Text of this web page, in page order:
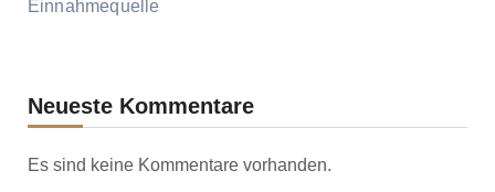
Einnahmequelle
Neueste Kommentare
Es sind keine Kommentare vorhanden.